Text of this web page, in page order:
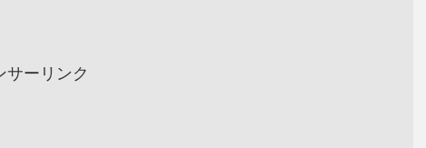
サーリンク